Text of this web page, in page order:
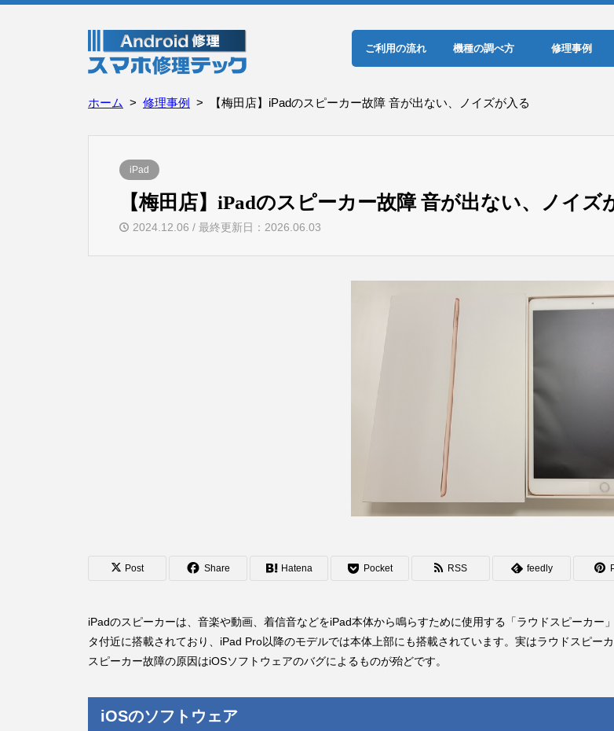
ご利用の流れ 機種の調べ方 修理事例
ホーム 修理事例 【梅田店】iPadのスピーカー故障 音が出ない、ノイズが入る
iPad
【梅田店】iPadのスピーカー故障 音が出ない、ノイズ
2024.12.06 / 最終更新日：2026.06.03
Post Share Hatena Pocket RSS feedly
iPadのスピーカーは、音楽や動画、着信音などをiPad本体から鳴らすために使用する「ラウドスピーカ
タ付近に搭載されており、iPad Pro以降のモデルでは本体上部にも搭載されています。実はラウドスピー
スピーカー故障の原因はiOSソフトウェアのバグによるものが殆どです。
iOSのソフトウェア